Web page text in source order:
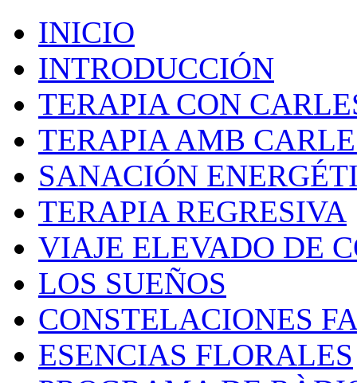
INICIO
INTRODUCCIÓN
TERAPIA CON
TERAPIA AMB
SANACIÓN
TERAPIA REGRESIVA
VIAJE ELEVADO DE
LOS SUEÑOS
CONSTELACIONES
ESENCIAS FLORALES